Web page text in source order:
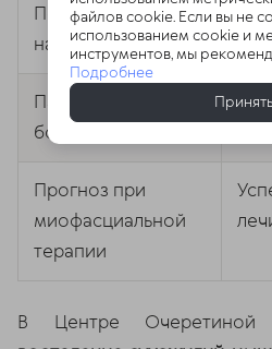
Положение лёжа
на больном боку
Пальпация
большого вертела
Прогноз при
миофасциальной
терапии
В Центре Очеретиной
файлов cookie. Если вы не
использованием cookie и
инструментов, мы
Подробнее